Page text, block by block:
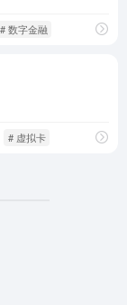
# 数字金融
# 虚拟卡